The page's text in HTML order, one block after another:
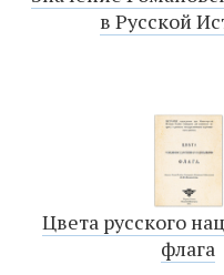
в Русской
Цвета русского
флага